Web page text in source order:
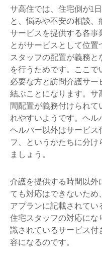
サ高住では、住宅側が1
と、悩みや不安の相談
サービスを提供する各事
とがサービスとして位
スタッフの配置が義務と
を行うためです。ここ
必要な方と訪問介護サ
結ぶことになります。
間配置が義務付けられて
れやすいようです。ヘル
ヘルパー以外はサービス
フ、というかたちに分
ましょう。
介護を提供する時間以外
ても対応はできないた
アプランに記載されてい
住宅スタッフの対応に
識されているサービス
容になるのです。